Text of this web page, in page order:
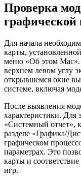
Проверка
графической
Для начала
карты,
меню «Об этом Mac».
верхнем левом углу
открывшемся окне
системе, включая
После выявления
характеристики. Для
«Системный отчет»,
разделе «Графика/
графическом
параметрах. Это
карты и
игр.